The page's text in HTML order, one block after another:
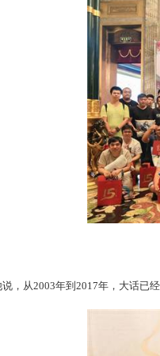
年仅20岁的他却已经有